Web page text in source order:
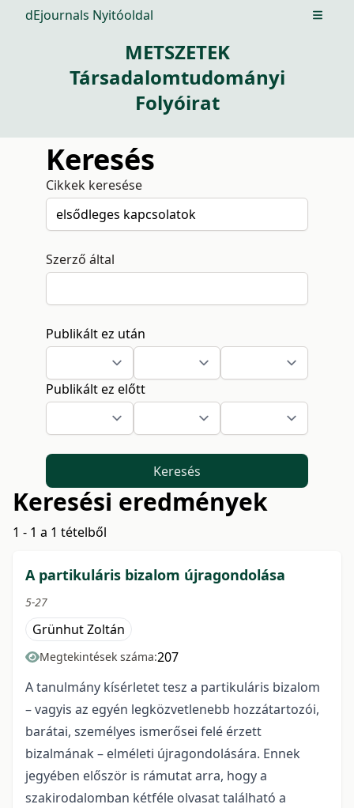
dEjournals Nyitóoldal Open
METSZETEK
Társadalomtudományi
Folyóirat
Keresés
Cikkek keresése
Szerző által
Publikált ez után
Publikált ez előtt
Keresés
Keresési eredmények
1 - 1 a 1 tételből
A partikuláris bizalom újragondolása
5-27
Grünhut Zoltán
Megtekintések száma:207
A tanulmány kísérletet tesz a partikuláris bizalom
– vagyis az egyén legközvetlenebb hozzátartozói,
barátai, személyes ismerősei felé érzett
bizalmának – elméleti újragondolására. Ennek
jegyében először is rámutat arra, hogy a
szakirodalomban kétféle olvasat található a